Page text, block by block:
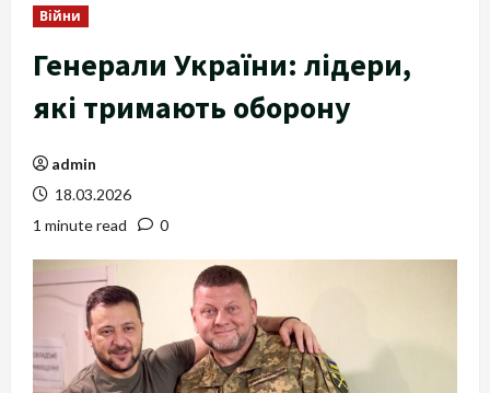
Війни
Генерали України: лідери,
які тримають оборону
admin
18.03.2026
1 minute read
0